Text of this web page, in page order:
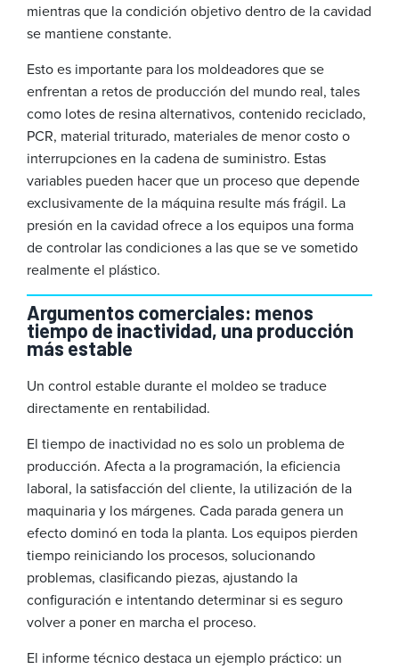
mientras que la condición objetivo dentro de la cavidad
se mantiene constante.
Esto es importante para los moldeadores que se
enfrentan a retos de producción del mundo real, tales
como lotes de resina alternativos, contenido reciclado,
PCR, material triturado, materiales de menor costo o
interrupciones en la cadena de suministro. Estas
variables pueden hacer que un proceso que depende
exclusivamente de la máquina resulte más frágil. La
presión en la cavidad ofrece a los equipos una forma
de controlar las condiciones a las que se ve sometido
realmente el plástico.
Argumentos comerciales: menos
tiempo de inactividad, una producción
más estable
Un control estable durante el moldeo se traduce
directamente en rentabilidad.
El tiempo de inactividad no es solo un problema de
producción. Afecta a la programación, la eficiencia
laboral, la satisfacción del cliente, la utilización de la
maquinaria y los márgenes. Cada parada genera un
efecto dominó en toda la planta. Los equipos pierden
tiempo reiniciando los procesos, solucionando
problemas, clasificando piezas, ajustando la
configuración e intentando determinar si es seguro
volver a poner en marcha el proceso.
El informe técnico destaca un ejemplo práctico: un